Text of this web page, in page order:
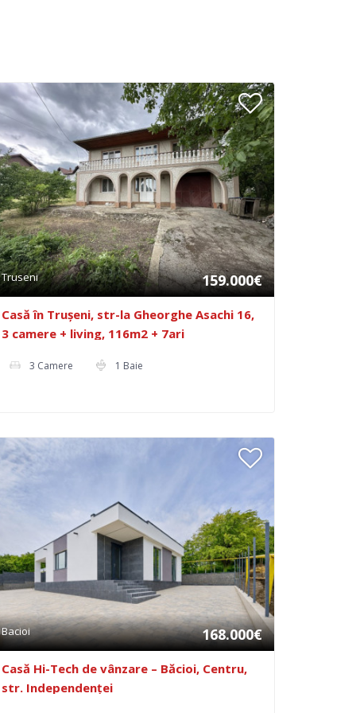
Truseni 159.000€
Casă în Trușeni, str-la Gheorghe Asachi 16,
3 camere + living, 116m2 + 7ari
3 Camere 1 Baie
Bacioi 168.000€
Casă Hi-Tech de vânzare – Băcioi, Centru,
str. Independenței